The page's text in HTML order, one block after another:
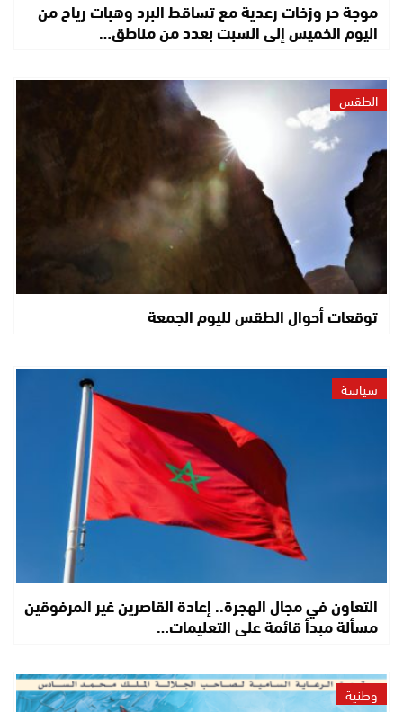
موجة حر وزخات رعدية مع تساقط البرد وهبات رياح من
اليوم الخميس إلى السبت بعدد من مناطق…
الطقس
توقعات أحوال الطقس لليوم الجمعة
سياسة
التعاون في مجال الهجرة.. إعادة القاصرين غير المرفوقين
مسألة مبدأ قائمة على التعليمات…
وطنية